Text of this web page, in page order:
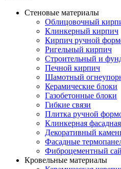
Стеновые материалы
Облицовочный
Клинкерный кирпич
Кирпич ручной
Ригельный кирпич
Строительный и
Печной кирпич
Шамотный
Керамические блоки
Газобетонные блоки
Гибкие связи
Плитка ручной
Клинкерная
Декоративный
Фасадные
Фиброцементный
Кровельные материалы